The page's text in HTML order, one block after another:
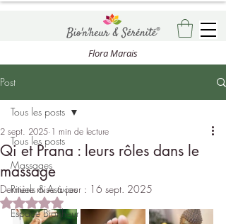
Flora Marais
Post
Tous les posts
Massages
Rituels & Astuces
Espace Bionheur
Tous les posts
Qi et Prana : leurs rôles dans le
massage
2 sept. 2025 1 min de lecture
Dernière mise à jour : 16 sept. 2025
Noté NaN étoiles sur 5.